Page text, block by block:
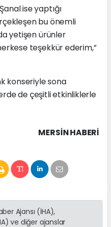
ise yaptığı
bu önemli
yetişen ürünler
teşekkür ederim,”
konseriyle sona
de çeşitli etkinliklerle
MERSIN HABERİ
Ajansı (İHA),
ve diğer ajanslar